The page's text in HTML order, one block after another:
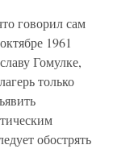
говорил сам
1961
Гомулке,
только
обострять